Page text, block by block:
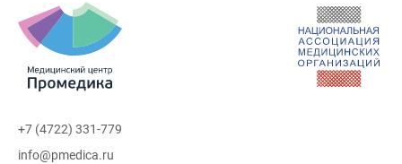
+7 (4722) 331-779
info@pmedica.ru